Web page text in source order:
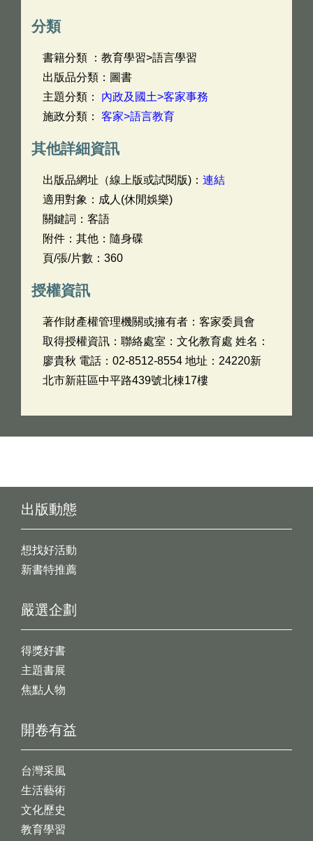
分類
書籍分類 ：教育學習>語言學習
出版品分類：圖書
主題分類： 內政及國土>客家事務
施政分類： 客家>語言教育
其他詳細資訊
出版品網址（線上版或試閱版)： 連結
適用對象：成人(休閒娛樂)
關鍵詞：客語
附件：其他：隨身碟
頁/張/片數：360
授權資訊
著作財產權管理機關或擁有者：客家委員會
取得授權資訊：聯絡處室：文化教育處 姓名：
廖貴秋 電話：02-8512-8554 地址：24220新
北市新莊區中平路439號北棟17樓
出版動態
想找好活動
新書特推薦
開卷有益
台灣采風
生活藝術
文化歷史
教育學習
嚴選企劃
得獎好書
主題書展
焦點人物